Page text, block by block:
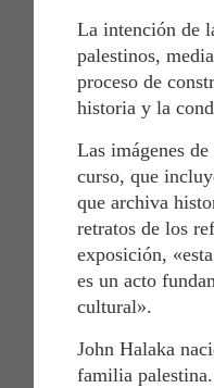
La intención de
palestinos,
proceso de
historia y la
Las imágenes
curso, que
que archiva
retratos de los
exposición,
es un acto
cultural».
John Halaka
familia